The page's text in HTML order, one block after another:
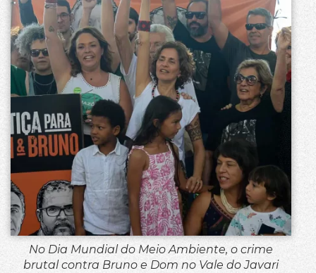
No Dia Mundial do Meio Ambiente, o crime
brutal contra Bruno e Dom no Vale do Javari